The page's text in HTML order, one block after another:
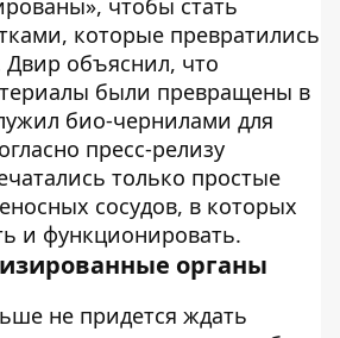
чтобы стать
которые превратились
Двир объяснил, что
были превращены в
био-чернилами для
пресс-релизу
только простые
сосудов, в которых
и функционировать.
органы
не придется ждать